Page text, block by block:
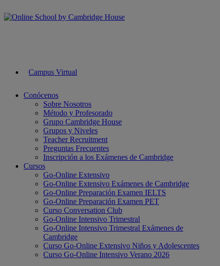
Campus Virtual
Conócenos
Sobre Nosotros
Método y Profesorado
Grupo Cambridge House
Grupos y Niveles
Teacher Recruitment
Preguntas Frecuentes
Inscripción a los Exámenes de Cambridge
Cursos
Go-Online Extensivo
Go-Online Extensivo Exámenes de Cambridge
Go-Online Preparación Examen IELTS
Go-Online Preparación Examen PET
Curso Conversation Club
Go-Online Intensivo Trimestral
Go-Online Intensivo Trimestral Exámenes de
Cambridge
Curso Go-Online Extensivo Niños y Adolescentes
Curso Go-Online Intensivo Verano 2026